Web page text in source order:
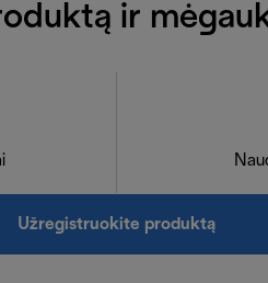
ir
Užregistruokite produktą